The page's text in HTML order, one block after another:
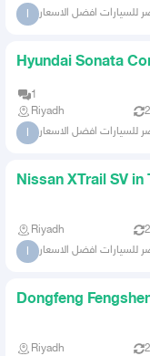
ا للسيارات افضل الاسعار
Hyundai Sonata
1
Riyadh
ا للسيارات افضل الاسعار
Nissan XTrail SV in
Riyadh
ا للسيارات افضل الاسعار
Dongfeng
Riyadh